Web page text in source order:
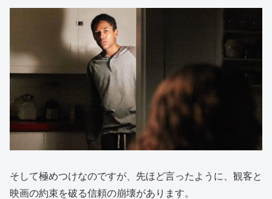
そして極めつけなのですが、先ほど言ったように、観客と
映画の約束を破る信頼の崩壊があります。